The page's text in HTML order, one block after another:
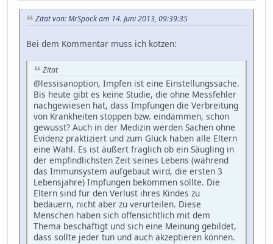
Zitat von: MrSpock am 14. Juni 2013, 09:39:35
Bei dem Kommentar muss ich kotzen:
Zitat
@lessisanoption, Impfen ist eine Einstellungssache.
Bis heute gibt es keine Studie, die ohne Messfehler
nachgewiesen hat, dass Impfungen die Verbreitung
von Krankheiten stoppen bzw. eindämmen, schon
gewusst? Auch in der Medizin werden Sachen ohne
Evidenz praktiziert und zum Glück haben alle Eltern
eine Wahl. Es ist äußert fraglich ob ein Säugling in
der empfindlichsten Zeit seines Lebens (während
das Immunsystem aufgebaut wird, die ersten 3
Lebensjahre) Impfungen bekommen sollte. Die
Eltern sind für den Verlust ihres Kindes zu
bedauern, nicht aber zu verurteilen. Diese
Menschen haben sich offensichtlich mit dem
Thema beschäftigt und sich eine Meinung gebildet,
dass sollte jeder tun und auch akzeptieren können.